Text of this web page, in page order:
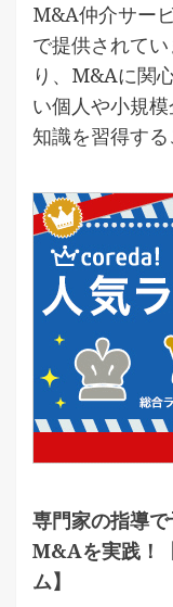
M&A仲介サー
で提供されて
り、M&Aに関
い個人や小規
知識を習得する
専門家の指導
M&Aを実践！
ム】